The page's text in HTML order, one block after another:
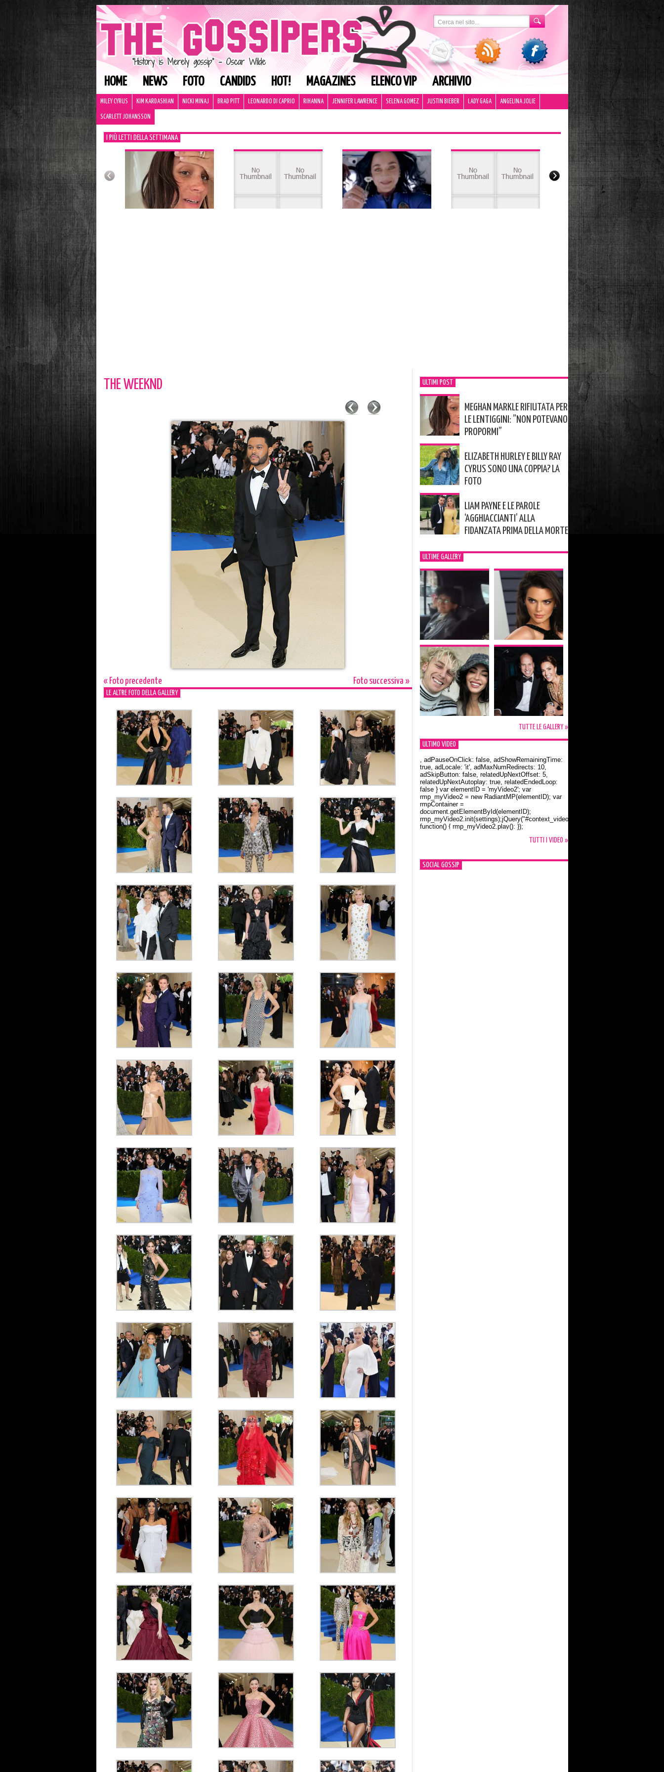
HOME NEWS FOTO CANDIDS HOT! MAGAZINES ELENCO VIP ARCHIVIO
MILEY CYRUS KIM KARDASHIAN NICKI MINAJ BRAD PITT LEONARDO DI CAPRIO RIHANNA JENNIFER LAWRENCE SELENA GOMEZ JUSTIN BIEBER LADY GAGA ANGELINA JOLIE
SCARLETT JOHANSSON
I PIÙ LETTI DELLA SETTIMANA
THE WEEKND
« Foto precedente Foto successiva »
LE ALTRE FOTO DELLA GALLERY
ULTIMI POST
MEGHAN MARKLE RIFIUTATA PER
LE LENTIGGINI: ”NON POTEVANO
PROPORMI”
ELIZABETH HURLEY E BILLY RAY
CYRUS SONO UNA COPPIA? LA
FOTO
LIAM PAYNE E LE PAROLE
‘AGGHIACCIANTI’ ALLA
FIDANZATA PRIMA DELLA MORTE
ULTIME GALLERY
TUTTE LE GALLERY »
ULTIMO VIDEO
Orlando Bloom e la t-shirt dedicata a Flynn
, adPauseOnClick: false, adShowRemainingTime:
true, adLocale: 'it', adMaxNumRedirects: 10,
adSkipButton: false, relatedUpNextOffset: 5,
relatedUpNextAutoplay: true, relatedEndedLoop:
false } var elementID = 'myVideo2'; var
rmp_myVideo2 = new RadiantMP(elementID); var
rmpContainer =
document.getElementById(elementID);
rmp_myVideo2.init(settings);jQuery("#context_video2").one("mouseover",
function() { rmp_myVideo2.play(); });
TUTTI I VIDEO »
SOCIAL GOSSIP